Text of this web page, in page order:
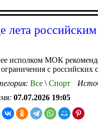
лета российским
исполком МОК
ограничения с российских
Все \ Спорт
07.07.2026 19:05